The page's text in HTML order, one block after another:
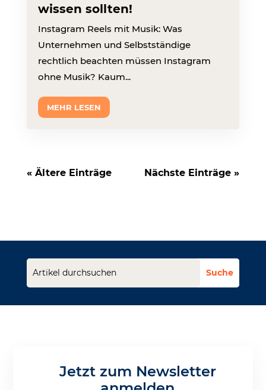
wissen sollten!
Instagram Reels mit Musik: Was
Unternehmen und Selbstständige
rechtlich beachten müssen Instagram
ohne Musik? Kaum...
MEHR LESEN
« Ältere Einträge Nächste Einträge »
Jetzt zum Newsletter